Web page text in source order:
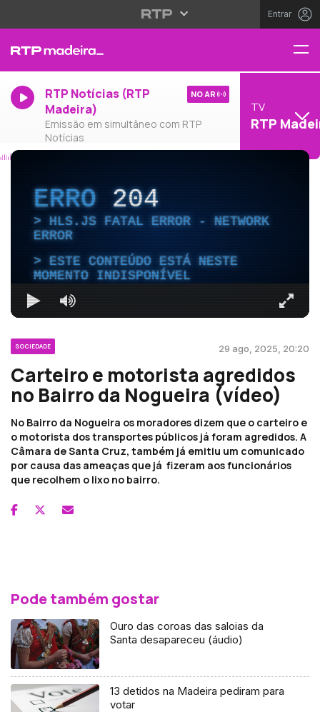
Entrar
RTP Notícias (RTP
Madeira)
Emissão em simultâneo com RTP
Notícias
NO AR
TV
RTP
ERRO204
HLS.JS FATAL ERROR - NETWORK
ERROR
ESTE CONTEÚDO ESTÁ NESTE
MOMENTO INDISPONÍVEL
SOCIEDADE 29 ago, 2025, 20:20
Carteiro e motorista agredidos
no Bairro da Nogueira (vídeo)
No Bairro da Nogueira os moradores dizem que o carteiro e
o motorista dos transportes públicos já foram agredidos. A
Câmara de Santa Cruz, também já emitiu um comunicado
por causa das ameaças que já fizeram aos funcionários
que recolhem o lixo no bairro.
Pode também gostar
Ouro das coroas das saloias da
Santa desapareceu (áudio)
13 detidos na Madeira pediram para
votar